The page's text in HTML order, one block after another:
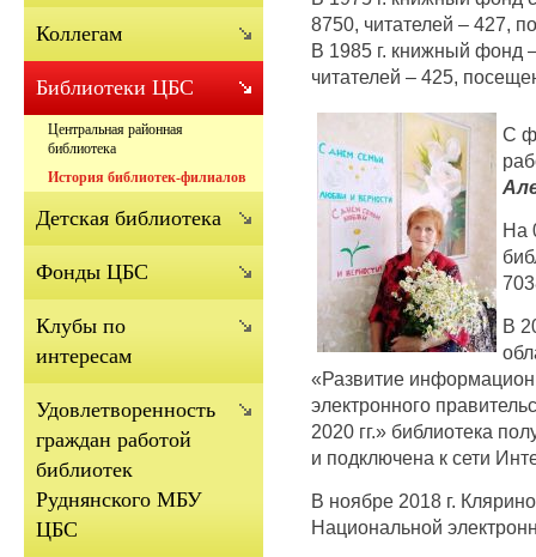
8750, читателей – 427,
В 1985 г. книжный фонд
читателей – 425,
С
На
В
«Развитие
электронного
2020 гг.» библиотека
и подключена к сети
В ноябре 2018 г.
Национальной
Коллегам
Библиотеки ЦБС
Центральная районная
библиотека
История библиотек-филиалов
Детская библиотека
Фонды ЦБС
Клубы по
интересам
Удовлетворенность
граждан работой
библиотек
Руднянского МБУ
ЦБС